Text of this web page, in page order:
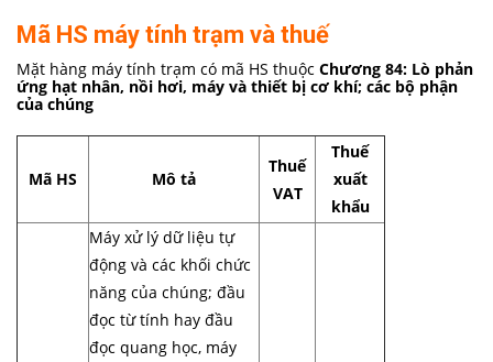
Mã HS máy tính trạm và thuế
Mặt hàng máy tính trạm có mã HS thuộc Chương 84: Lò phản
ứng hạt nhân, nồi hơi, máy và thiết bị cơ khí; các bộ phận
của chúng
Mã HS Mô tả
Thuế
VAT
Thuế
xuất
khẩu
Máy xử lý dữ liệu tự
động và các khối chức
năng của chúng; đầu
đọc từ tính hay đầu
đọc quang học, máy